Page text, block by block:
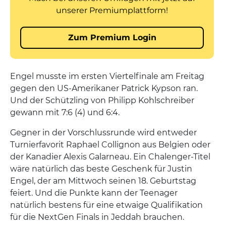
Engel musste im ersten Viertelfinale am Freitag
gegen den US-Amerikaner Patrick Kypson ran.
Und der Schützling von Philipp Kohlschreiber
gewann mit 7:6 (4) und 6:4.
Gegner in der Vorschlussrunde wird entweder
Turnierfavorit Raphael Collignon aus Belgien oder
der Kanadier Alexis Galarneau. Ein Chalenger-Titel
wäre natürlich das beste Geschenk für Justin
Engel, der am Mittwoch seinen 18. Geburtstag
feiert. Und die Punkte kann der Teenager
natürlich bestens für eine etwaige Qualifikation
für die NextGen Finals in Jeddah brauchen.